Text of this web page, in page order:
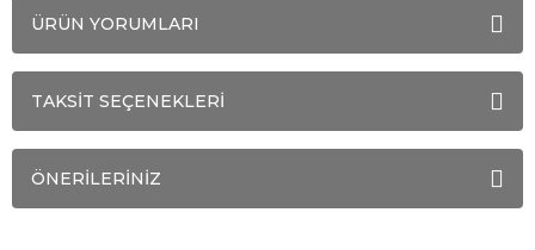
ÜRÜN YORUMLARI
TAKSİT SEÇENEKLERİ
ÖNERİLERİNİZ